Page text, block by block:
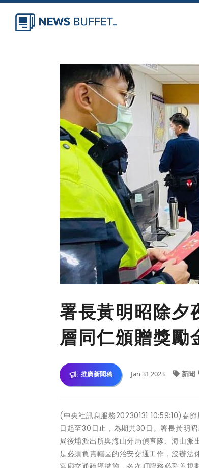
署長黃明昭除夕
層同仁頒贈獎勵
推廣新聞稿 Jan 31,2023 新聞
(中央社訊息服務20230131 10:59:10)春
日起至30日止，為期共30日。署長黃明
局後埔派出所與海山分局偵查隊、海山
是必須負責轄區的治安交通工作，沒辦